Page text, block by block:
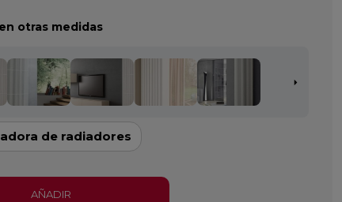
otras medidas
de radiadores
AÑADIR